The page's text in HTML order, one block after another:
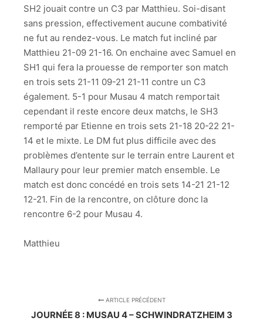
SH2 jouait contre un C3 par Matthieu. Soi-disant
sans pression, effectivement aucune combativité
ne fut au rendez-vous. Le match fut incliné par
Matthieu 21-09 21-16. On enchaine avec Samuel en
SH1 qui fera la prouesse de remporter son match
en trois sets 21-11 09-21 21-11 contre un C3
également. 5-1 pour Musau 4 match remportait
cependant il reste encore deux matchs, le SH3
remporté par Etienne en trois sets 21-18 20-22 21-
14 et le mixte. Le DM fut plus difficile avec des
problèmes d’entente sur le terrain entre Laurent et
Mallaury pour leur premier match ensemble. Le
match est donc concédé en trois sets 14-21 21-12
12-21. Fin de la rencontre, on clôture donc la
rencontre 6-2 pour Musau 4.
Matthieu
ARTICLE PRÉCÉDENT
JOURNÉE 8 : MUSAU 4 – SCHWINDRATZHEIM 3